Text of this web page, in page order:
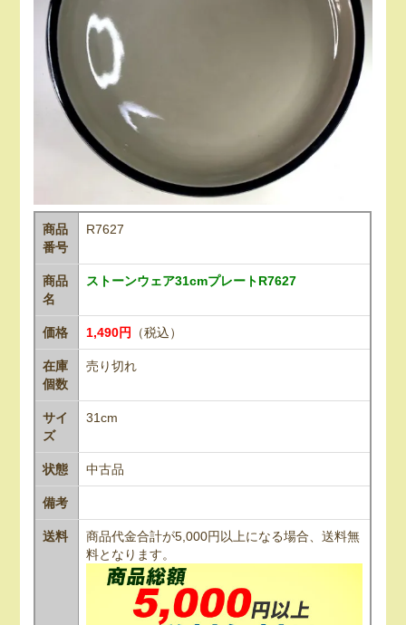
商品
番号
R7627
商品
名
ストーンウェア31cmプレートR7627
価格 1,490円 （税込）
在庫
個数
売り切れ
サイ
ズ
31cm
状態 中古品
備考
送料
商品代金合計が5,000円以上になる場合、送料無
料となります。